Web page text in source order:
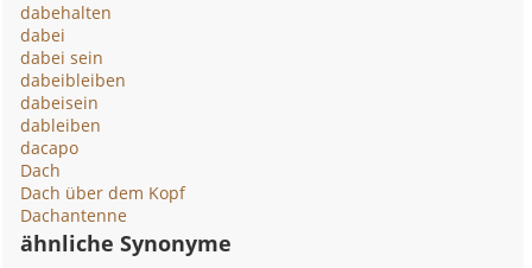
dabehalten
dabei
dabei sein
dabeibleiben
dabeisein
dableiben
dacapo
Dach
Dach über dem Kopf
Dachantenne
ähnliche Synonyme